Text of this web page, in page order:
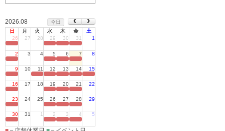
2026.08
今日
日
月 火 水 木 金
土
26
27 28 29 30 31 1
2 3 4 5 6 7 8
9 10 11 12 13 14 15
16 17 18 19 20 21 22
23 24 25 26 27 28 29
30 31 1 2 3 4 5